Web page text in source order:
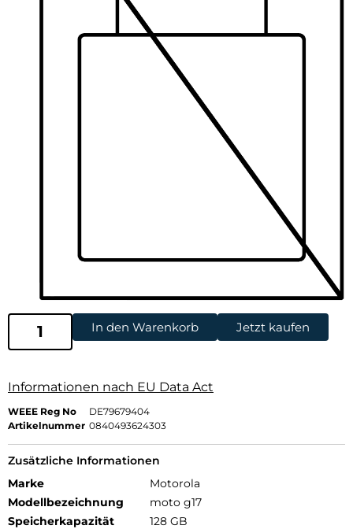
In den Warenkorb Jetzt kaufen
Informationen nach EU Data Act
WEEE Reg No
DE79679404
Artikelnummer 0840493624303
Zusätzliche Informationen
Marke
Motorola
Modellbezeichnung
moto g17
Speicherkapazität
128 GB